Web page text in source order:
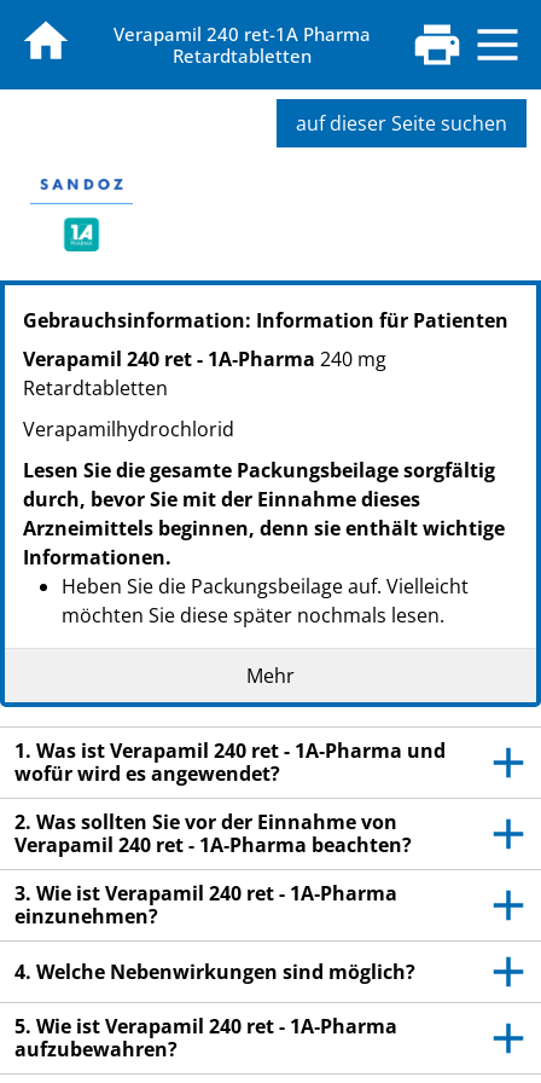
Verapamil 240 ret-1A Pharma
Retardtabletten
auf dieser Seite suchen
PZN: 04129535
PPN: 110412953569
NTIN: 04150041295357
PZN: 04129541
NTIN: 04150041295418
Gebrauchsinformation: Information für Patienten
Verapamil 240 ret - 1A‑Pharma 240 mg
Retardtabletten
Verapamilhydrochlorid
Lesen Sie die gesamte Packungsbeilage sorgfältig
durch, bevor Sie mit der Einnahme dieses
Arzneimittels beginnen, denn sie enthält wichtige
Informationen.
Heben Sie die Packungsbeilage auf. Vielleicht
möchten Sie diese später nochmals lesen.
Wenn Sie weitere Fragen haben, wenden Sie sich
an Ihren Arzt oder Apotheker.
Dieses Arzneimittel wurde Ihnen persönlich
verschrieben. Geben Sie es nicht an Dritte weiter.
Es kann anderen Menschen schaden, auch wenn
diese die gleichen Beschwerden haben wie Sie.
Wenn Sie Nebenwirkungen bemerken, wenden Sie
sich an Ihren Arzt oder Apotheker. Dies gilt auch
für Nebenwirkungen, die nicht in dieser
Packungsbeilage angegeben sind. Siehe Abschnitt
4.
Mehr
1. Was ist Verapamil 240 ret - 1A‑Pharma und
wofür wird es angewendet?
2. Was sollten Sie vor der Einnahme von
Verapamil 240 ret - 1A‑Pharma beachten?
3. Wie ist Verapamil 240 ret - 1A‑Pharma
einzunehmen?
4. Welche Nebenwirkungen sind möglich?
5. Wie ist Verapamil 240 ret - 1A‑Pharma
aufzubewahren?